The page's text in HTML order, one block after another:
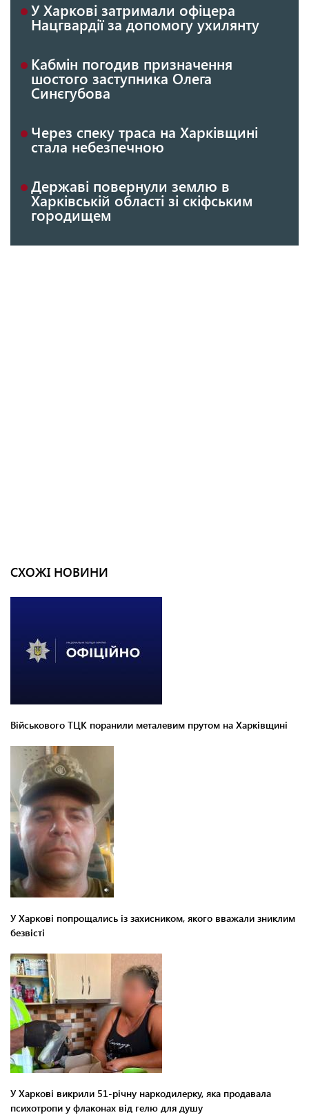
У Харкові затримали офіцера
Нацгвардії за допомогу ухилянту
Кабмін погодив призначення
шостого заступника Олега
Синєгубова
Через спеку траса на Харківщині
стала небезпечною
Державі повернули землю в
Харківській області зі скіфським
городищем
СХОЖІ НОВИНИ
Військового ТЦК поранили металевим прутом на Харківщині
У Харкові попрощались із захисником, якого вважали зниклим
безвісті
У Харкові викрили 51-річну наркодилерку, яка продавала
психотропи у флаконах від гелю для душу